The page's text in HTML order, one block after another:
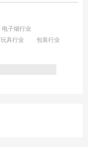
电子烟行业
玩具行业
包装行业